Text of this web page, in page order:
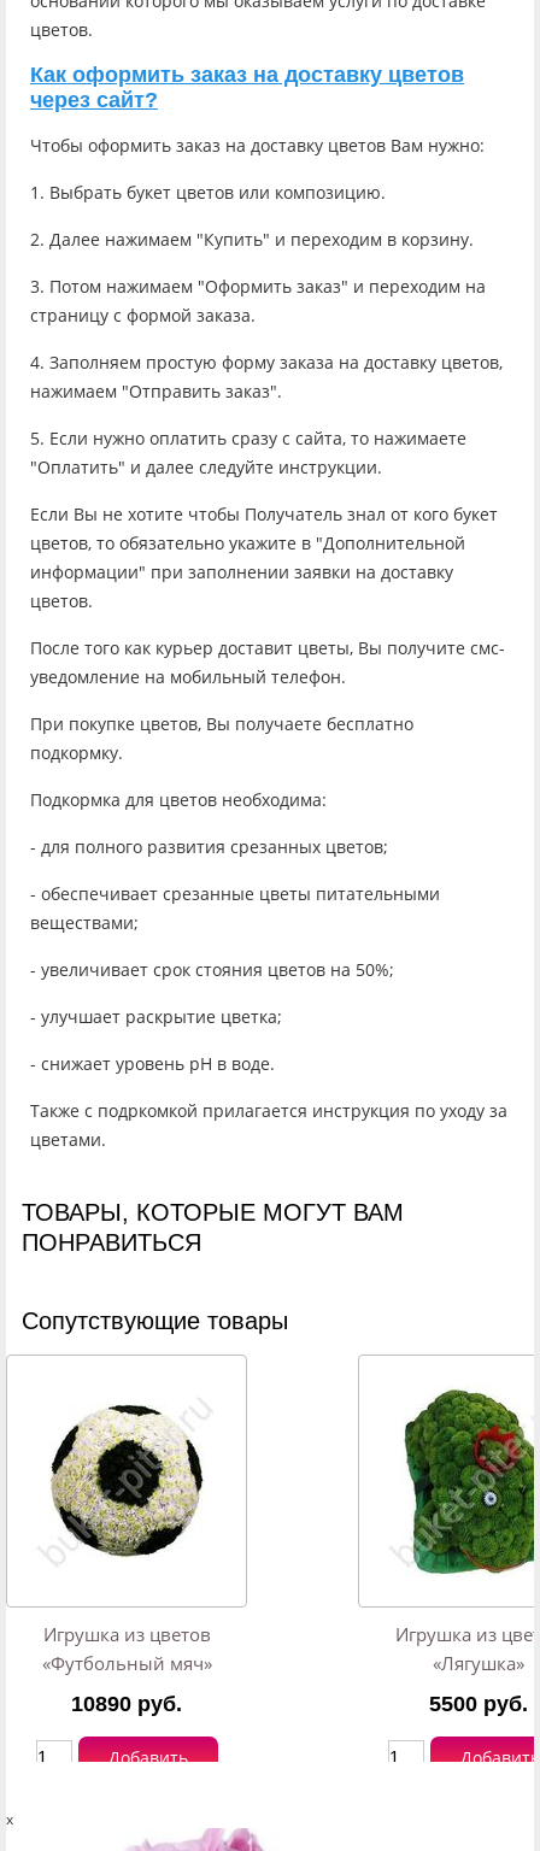
цветов.
Как оформить заказ на доставку цветов
через сайт?
Чтобы оформить заказ на доставку цветов Вам нужно:
1. Выбрать букет цветов или композицию.
2. Далее нажимаем "Купить" и переходим в корзину.
3. Потом нажимаем "Оформить заказ" и переходим на
страницу с формой заказа.
4. Заполняем простую форму заказа на доставку цветов,
нажимаем "Отправить заказ".
5. Если нужно оплатить сразу с сайта, то нажимаете
"Оплатить" и далее следуйте инструкции.
Если Вы не хотите чтобы Получатель знал от кого букет
цветов, то обязательно укажите в "Дополнительной
информации" при заполнении заявки на доставку
цветов.
После того как курьер доставит цветы, Вы получите смс-
уведомление на мобильный телефон.
При покупке цветов, Вы получаете бесплатно
подкормку.
Подкормка для цветов необходима:
- для полного развития срезанных цветов;
- обеспечивает срезанные цветы питательными
веществами;
- увеличивает срок стояния цветов на 50%;
- улучшает раскрытие цветка;
- снижает уровень рН в воде.
Также с подркомкой прилагается инструкция по уходу за
цветами.
ТОВАРЫ, КОТОРЫЕ МОГУТ ВАМ
ПОНРАВИТЬСЯ
Cопутствующие товары
Игрушка из цветов
«Футбольный мяч»
Добавить
10890 руб.
Игрушка из
«Лягушка»
Добавить
5500 руб.
x